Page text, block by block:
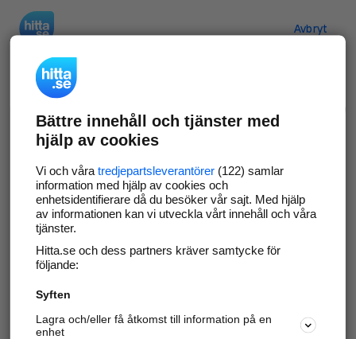
Avbryt
Verifiera ditt företag
Gör som 69 551företag
företagssida på hitta.se och syns bättre mot
kunder i ditt närområde. Helt kostnadsfritt.
Uppdatera din företagsinformation
Svara på och hantera dina omdömen
Bättre innehåll och tjänster med
hjälp av cookies
Vi och våra tredjepartsleverantörer(122) samlar
information med hjälp av cookies och
enhetsidentifierare då du besöker vår sajt. Med hjälp
av informationen kan vi utveckla vårt innehåll och våra
tjänster.
Hitta.se och dess partners kräver samtycke för
följande:
Syften
Lagra och/eller få åtkomst till information på en
enhet